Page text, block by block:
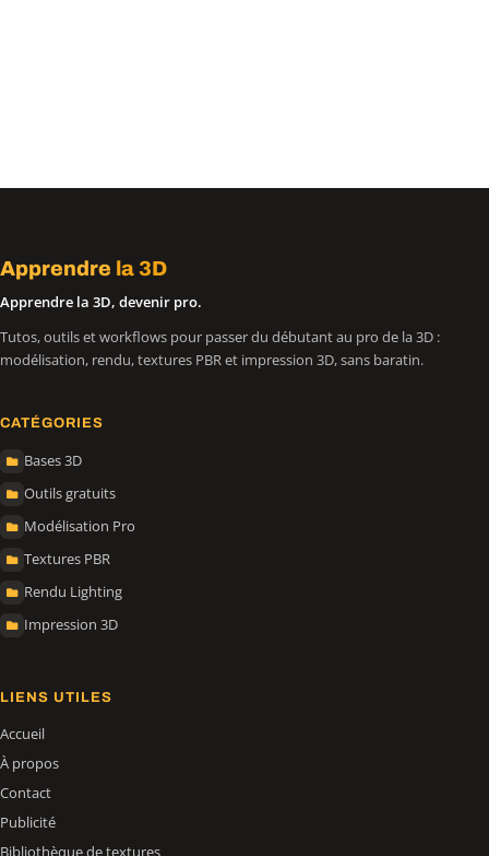
Apprendre la 3D
Apprendre la 3D, devenir pro.
Tutos, outils et workflows pour passer du débutant au pro de la 3D :
modélisation, rendu, textures PBR et impression 3D, sans baratin.
CATÉGORIES
Bases 3D
Outils gratuits
Modélisation Pro
Textures PBR
Rendu Lighting
Impression 3D
LIENS UTILES
Accueil
À propos
Contact
Publicité
Bibliothèque de textures